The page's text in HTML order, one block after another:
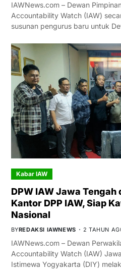
IAWNews.com – Dewan
Accountability Watch (IAW)
susunan pengurus baru untuk
Kabar IAW
DPW IAW Jawa Tengah
Kantor DPP IAW, Siap
Nasional
BYREDAKSI IAWNEWS 2 TAHUN
IAWNews.com – Dewan
Accountability Watch (IAW)
Istimewa Yogyakarta (DIY)